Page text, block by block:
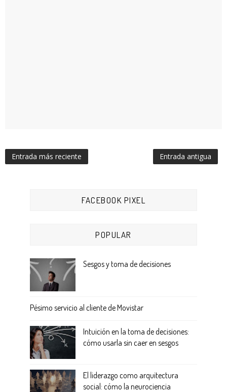
Entrada más reciente Entrada antigua
FACEBOOK PIXEL
POPULAR
Sesgos y toma de decisiones
Pésimo servicio al cliente de Movistar
Intuición en la toma de decisiones:
cómo usarla sin caer en sesgos
El liderazgo como arquitectura
social: cómo la neurociencia